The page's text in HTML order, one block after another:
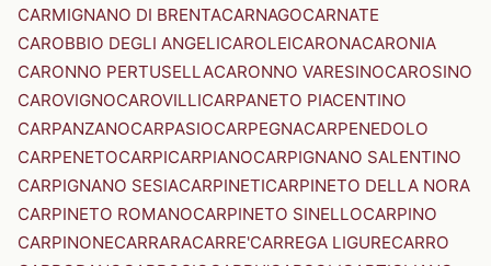
CARMIGNANO DI BRENTACARNAGOCARNATE
CAROBBIO DEGLI ANGELICAROLEICARONACARONIA
CARONNO PERTUSELLACARONNO VARESINOCAROSINO
CAROVIGNOCAROVILLICARPANETO PIACENTINO
CARPANZANOCARPASIOCARPEGNACARPENEDOLO
CARPENETOCARPICARPIANOCARPIGNANO SALENTINO
CARPIGNANO SESIACARPINETICARPINETO DELLA NORA
CARPINETO ROMANOCARPINETO SINELLOCARPINO
CARPINONECARRARACARRE'CARREGA LIGURECARRO